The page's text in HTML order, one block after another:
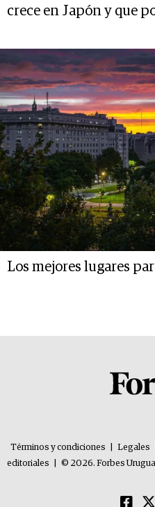
crece en Japón y que
Los mejores lugares
Términos y condiciones Legales
editoriales
© 2026. Forbes